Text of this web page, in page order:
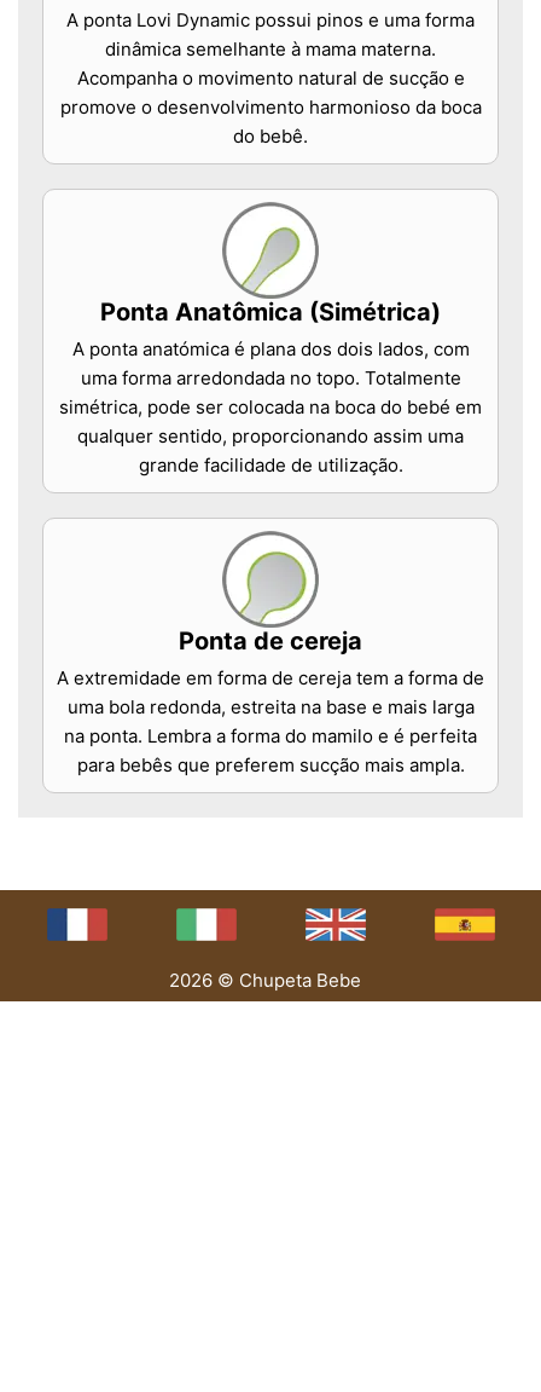
A ponta Lovi Dynamic possui pinos e uma forma
dinâmica semelhante à mama materna.
Acompanha o movimento natural de sucção e
promove o desenvolvimento harmonioso da boca
do bebê.
Ponta Anatômica (Simétrica)
A ponta anatómica é plana dos dois lados, com
uma forma arredondada no topo. Totalmente
simétrica, pode ser colocada na boca do bebé em
qualquer sentido, proporcionando assim uma
grande facilidade de utilização.
Ponta de cereja
A extremidade em forma de cereja tem a forma de
uma bola redonda, estreita na base e mais larga
na ponta. Lembra a forma do mamilo e é perfeita
para bebês que preferem sucção mais ampla.
2026 © Chupeta Bebe